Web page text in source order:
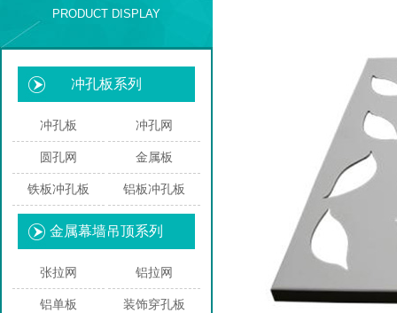
PRODUCT DISPLAY
冲孔板系列
冲孔板 冲孔网
圆孔网 金属板
铁板冲孔板 铝板冲孔板
金属幕墙吊顶系列
张拉网 铝拉网
铝单板 装饰穿孔板